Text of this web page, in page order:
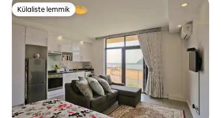
Külaliste lemmik
Külaliste lemmik